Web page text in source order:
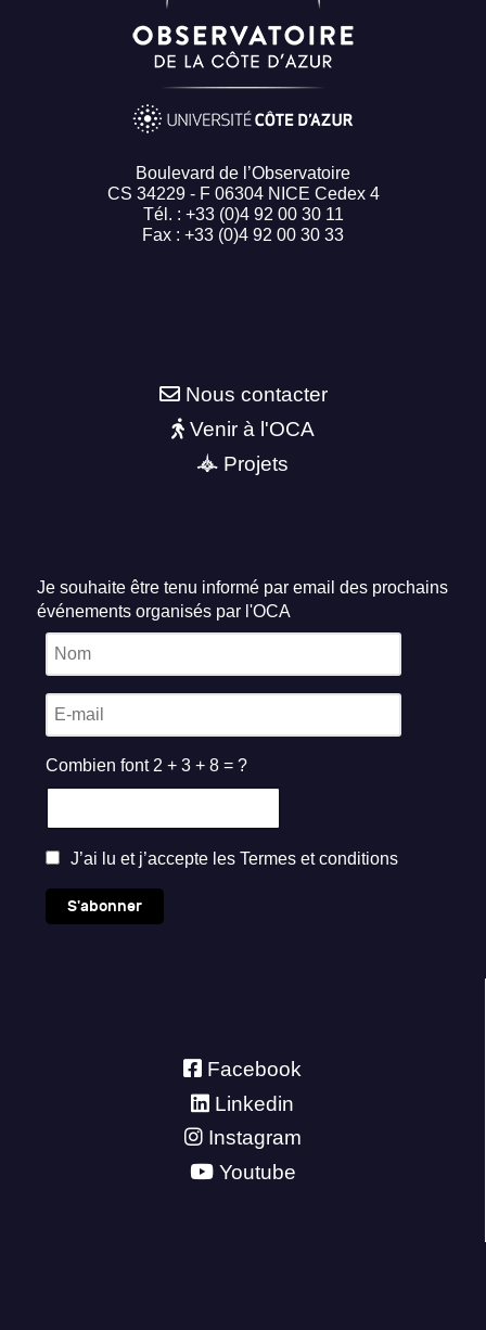
Boulevard de l’Observatoire
CS 34229 - F 06304 NICE Cedex 4
Tél. : +33 (0)4 92 00 30 11
Fax : +33 (0)4 92 00 30 33
Nous contacter
Venir à l'OCA
Projets
Je souhaite être tenu informé par email des prochains
événements organisés par l'OCA
Combien font 2 + 3 + 8 = ?
J’ai lu et j’accepte les Termes et conditions
S'abonner
Facebook
Linkedin
Instagram
Youtube